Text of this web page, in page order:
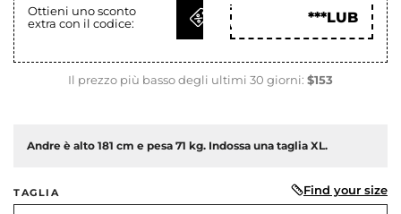
Ottieni uno sconto
extra con il codice:
OTTIENI
COD
***LUB
Il prezzo più basso degli ultimi 30 giorni: $153
Andre è alto 181 cm e pesa 71 kg. Indossa una taglia XL.
TAGLIA Find your size